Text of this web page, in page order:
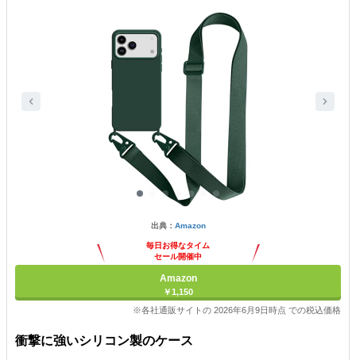
出典： Amazon
毎日お得なタイム
セール開催中
Amazon
￥1,150
※各社通販サイトの 2026年6月9日時点 での税込価格
衝撃に強いシリコン製のケース